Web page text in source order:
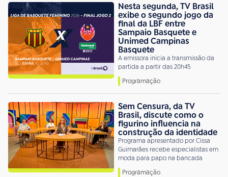
Nesta segunda, TV Brasil
exibe o segundo jogo da
final da LBF entre
Sampaio Basquete e
Unimed Campinas
Basquete
A emissora inicia a transmissão da
partida a partir das 20h45
Programação
Sem Censura, da TV
Brasil, discute como o
figurino influencia na
construção da identidade
Programa apresentado por Cissa
Guimarães recebe especialistas em
moda para papo na bancada
Programação